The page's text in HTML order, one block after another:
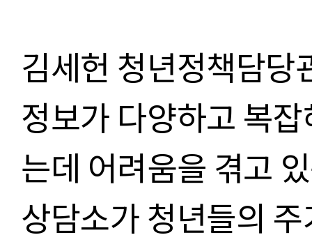
김세헌 청년정책담
정보가 다양하고 복
는데 어려움을 겪고
상담소가 청년들의